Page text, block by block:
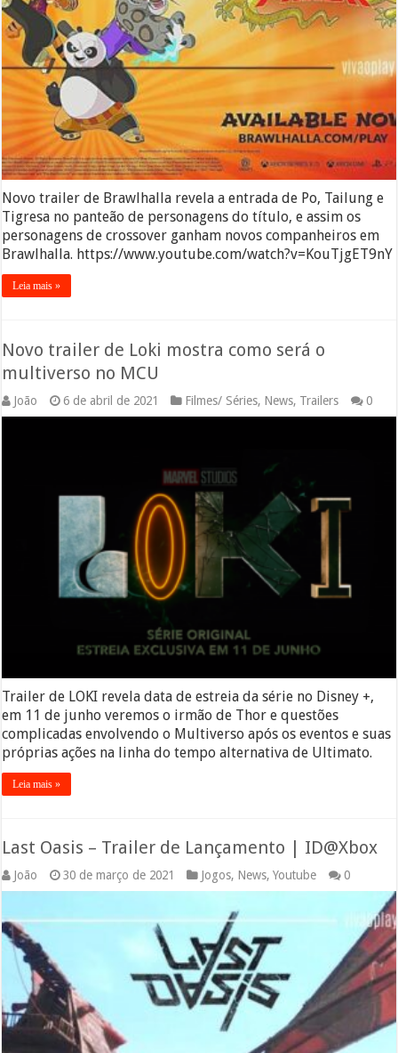
Novo trailer de Brawlhalla revela a entrada de Po, Tailung e
Tigresa no panteão de personagens do título, e assim os
personagens de crossover ganham novos companheiros em
Brawlhalla. https://www.youtube.com/watch?v=KouTjgET9nY
Leia mais »
Novo trailer de Loki mostra como será o
multiverso no MCU
João 6 de abril de 2021 Filmes/ Séries, News, Trailers 0
Trailer de LOKI revela data de estreia da série no Disney +,
em 11 de junho veremos o irmão de Thor e questões
complicadas envolvendo o Multiverso após os eventos e suas
próprias ações na linha do tempo alternativa de Ultimato.
Leia mais »
Last Oasis – Trailer de Lançamento | ID@Xbox
João 30 de março de 2021 Jogos, News,Youtube 0